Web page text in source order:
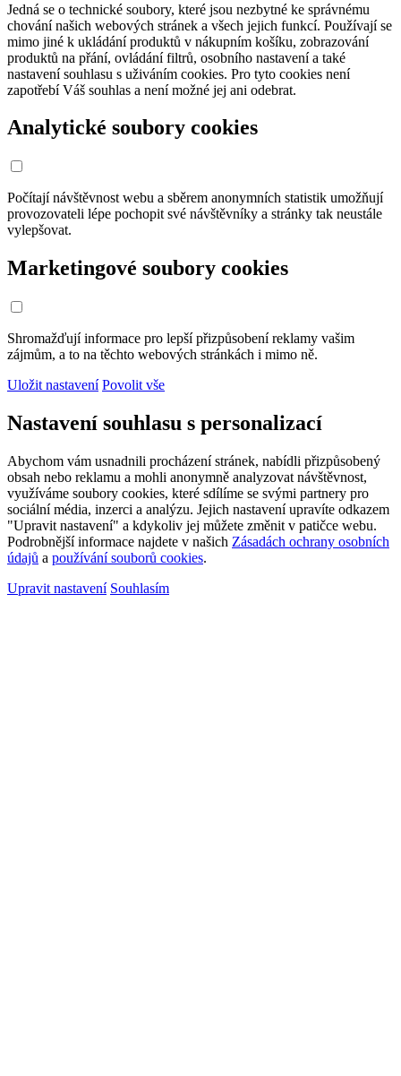
Jedná se o technické soubory, které jsou nezbytné ke správnému
chování našich webových stránek a všech jejich funkcí. Používají se
mimo jiné k ukládání produktů v nákupním košíku, zobrazování
produktů na přání, ovládání filtrů, osobního nastavení a také
nastavení souhlasu s uživáním cookies. Pro tyto cookies není
zapotřebí Váš souhlas a není možné jej ani odebrat.
Analytické soubory cookies
Počítají návštěvnost webu a sběrem anonymních statistik umožňují
provozovateli lépe pochopit své návštěvníky a stránky tak neustále
vylepšovat.
Marketingové soubory cookies
Shromažďují informace pro lepší přizpůsobení reklamy vašim
zájmům, a to na těchto webových stránkách i mimo ně.
Uložit nastavení Povolit vše
Nastavení souhlasu s personalizací
Abychom vám usnadnili procházení stránek, nabídli přizpůsobený
obsah nebo reklamu a mohli anonymně analyzovat návštěvnost,
využíváme soubory cookies, které sdílíme se svými partnery pro
sociální média, inzerci a analýzu. Jejich nastavení upravíte odkazem
"Upravit nastavení" a kdykoliv jej můžete změnit v patičce webu.
Podrobnější informace najdete v našich Zásadách ochrany osobních
údajů a používání souborů cookies.
Upravit nastavení Souhlasím